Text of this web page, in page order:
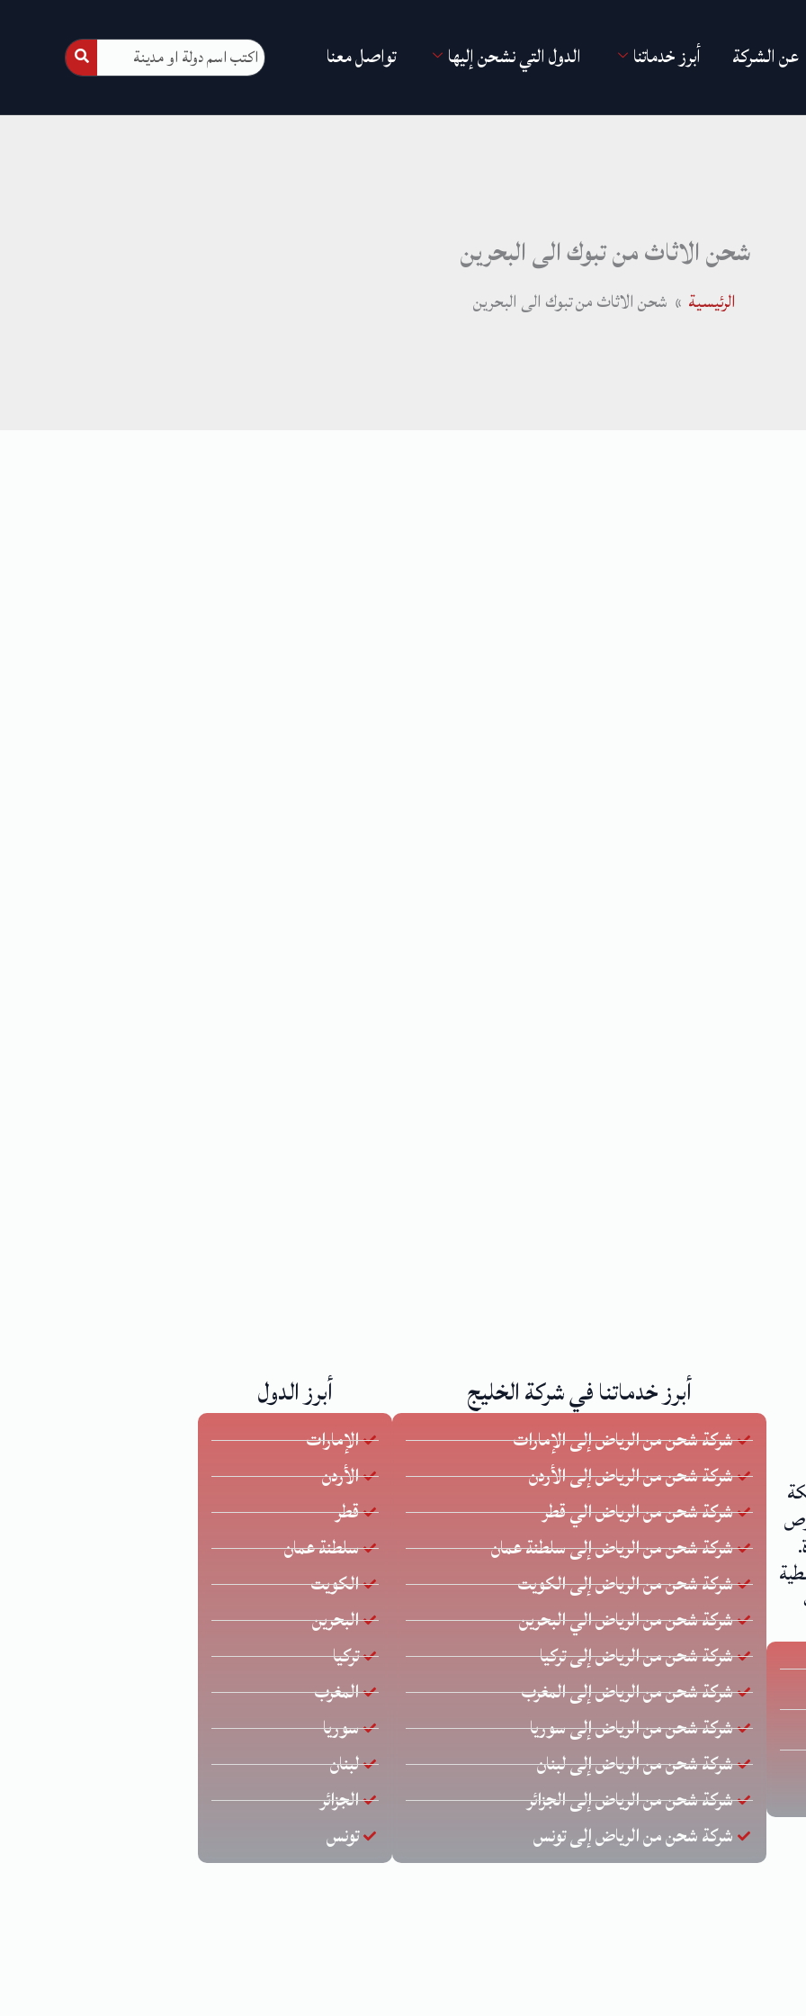
عن الشركة أبرز خدماتنا الدول التي نشحن إليها تواصل معنا
شحن الاثاث من تبوك الى البحرين
الرئيسية شحن الاثاث من تبوك الى البحرين
أبرز خدماتنا في شركة الخليج
شركة شحن من الرياض إلى الإمارات
شركة شحن من الرياض إلى الأردن
شركة شحن من الرياض الي قطر
شركة شحن من الرياض إلى سلطنة عمان
شركة شحن من الرياض إلى الكويت
شركة شحن من الرياض الي البحرين
شركة شحن من الرياض إلى تركيا
شركة شحن من الرياض إلى المغرب
شركة شحن من الرياض إلى سوريا
شركة شحن من الرياض إلى لبنان
شركة شحن من الرياض إلى الجزائر
شركة شحن من الرياض إلى تونس
أبرز الدول
الإمارات
الأردن
قطر
سلطنة عمان
الكويت
البحرين
تركيا
المغرب
سوريا
لبنان
الجزائر
تونس